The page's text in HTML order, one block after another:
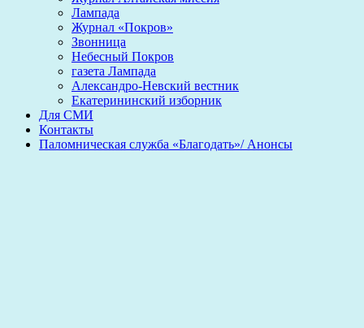
Лампада
Журнал «Покров»
Звонница
Небесный Покров
газета Лампада
Александро-Невский вестник
Екатерининский изборник
Для СМИ
Контакты
Паломническая служба «Благодать»/ Анонсы